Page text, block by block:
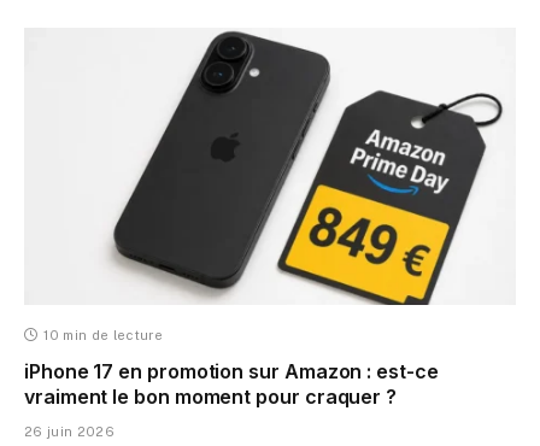
10 min de lecture
iPhone 17 en promotion sur Amazon : est-ce
vraiment le bon moment pour craquer ?
26 juin 2026